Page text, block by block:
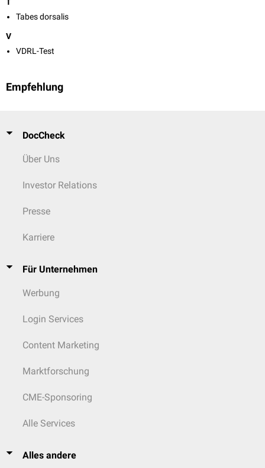
T
Tabes dorsalis
V
VDRL-Test
Empfehlung
DocCheck
Über Uns
Investor Relations
Presse
Karriere
Für Unternehmen
Werbung
Login Services
Content Marketing
Marktforschung
CME-Sponsoring
Alle Services
Alles andere